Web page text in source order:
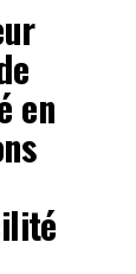
en